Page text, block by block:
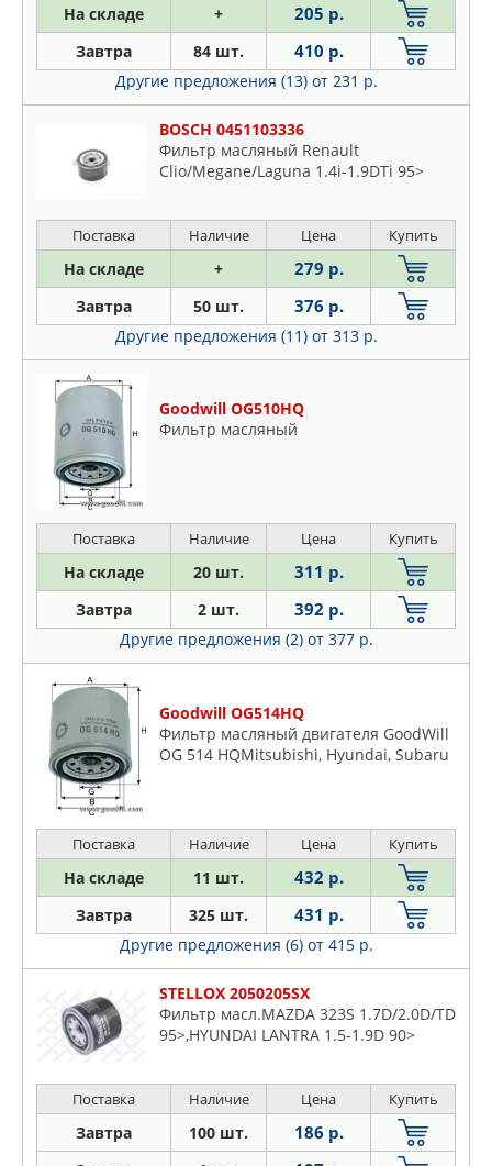
На складе + 205 р.
Завтра 84 шт. 410 р.
Другие предложения (13) от 231 р.
BOSCH 0451103336
Фильтр масляный Renault
Clio/Megane/Laguna 1.4i-1.9DTi 95>
Поставка Наличие Цена Купить
На складе + 279 р.
Завтра 50 шт. 376 р.
Другие предложения (11) от 313 р.
Goodwill OG510HQ
Фильтр масляный
Поставка Наличие Цена Купить
На складе 20 шт. 311 р.
Завтра 2 шт. 392 р.
Другие предложения (2) от 377 р.
Goodwill OG514HQ
Фильтр масляный двигателя GoodWill
OG 514 HQMitsubishi, Hyundai, Subaru
Поставка Наличие Цена Купить
На складе 11 шт. 432 р.
Завтра 325 шт. 431 р.
Другие предложения (6) от 415 р.
STELLOX 2050205SX
Фильтр масл.MAZDA 323S 1.7D/2.0D/TD
95>,HYUNDAI LANTRA 1.5-1.9D 90>
Поставка Наличие Цена Купить
Завтра 100 шт. 186 р.